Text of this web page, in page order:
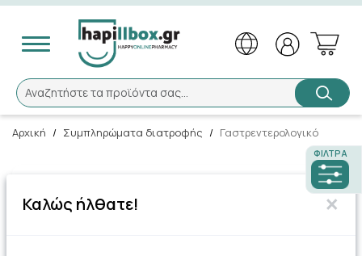
Αναζητήστε τα προϊόντα σας...
Αναζήτηση
Αρχική / Συμπληρώματα διατροφής / Γαστρεντερολογικό
ΦΊΛΤΡΑ
Καλώς ήλθατε! ×